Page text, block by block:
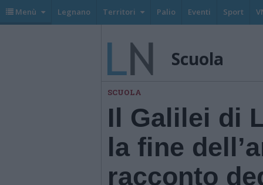
Menù Legnano Territori Palio Eventi Sport
Scuola
SCUOLA
Il Galilei di
la fine
racconto